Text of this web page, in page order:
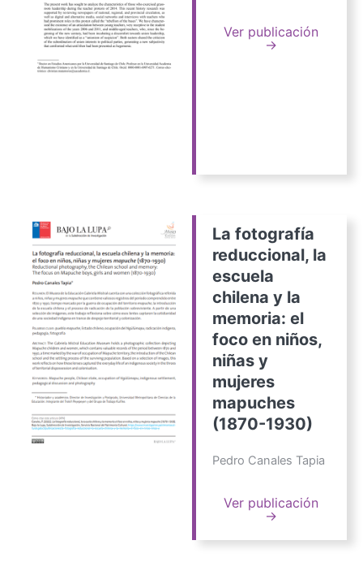
Ver publicación
→
La fotografía
reduccional, la
escuela
chilena y la
memoria: el
foco en niños,
niñas y
mujeres
mapuches
(1870-1930)
Pedro Canales Tapia
Ver publicación
→